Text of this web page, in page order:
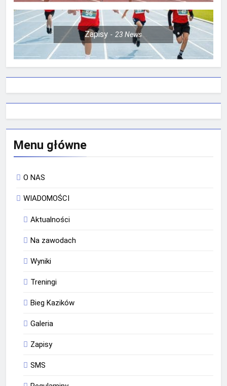
Zapisy 23News
Menu główne
O NAS
WIADOMOŚCI
Aktualności
Na zawodach
Wyniki
Treningi
Bieg Kazików
Galeria
Zapisy
SMS